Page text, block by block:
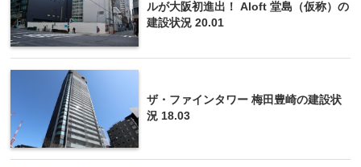
ルが大阪初進出！ Aloft 堂島（仮称）の
建設状況 20.01
ザ・ファインタワー 梅田豊崎の建設状
況 18.03